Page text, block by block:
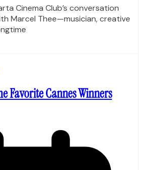
Cinema Club’s conversation
Marcel Thee—musician, creative
Favorite Cannes Winners